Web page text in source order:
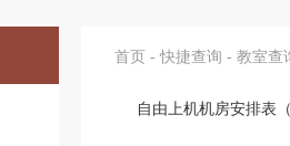
首页 -快捷查询 - 教室查
自由上机机房安排表